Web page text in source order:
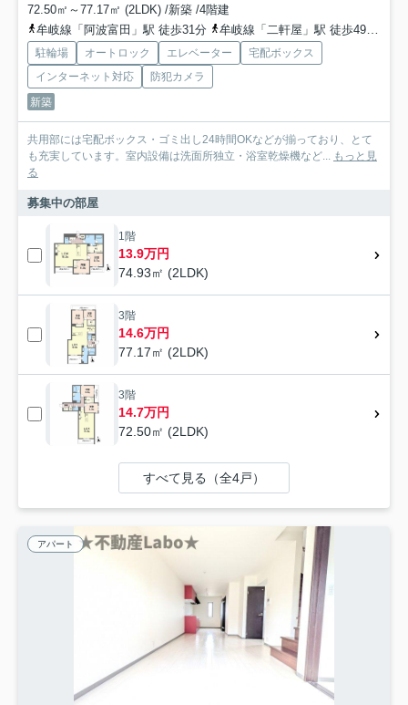
72.50㎡～77.17㎡ (2LDK) /新築 /4階建
牟岐線「阿波富田」駅 徒歩31分
牟岐線「二軒屋」駅 徒歩49分
駐輪場 オートロック エレベーター
宅配ボックス
インターネット対応
防犯カメラ
新築
共用部には宅配ボックス・ゴミ出し24時間OKなどが揃っており、とて
も充実しています。室内設備は洗面所独立・浴室乾燥機など... もっと見
る
募集中の部屋
1階
13.9万円
74.93㎡ (2LDK)
3階
14.6万円
77.17㎡ (2LDK)
3階
14.7万円
72.50㎡ (2LDK)
すべて見る（全4戸）
アパート